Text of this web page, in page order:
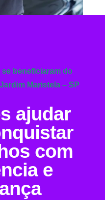
beneficiaram do
Maristela – SP
ajudar
com
e